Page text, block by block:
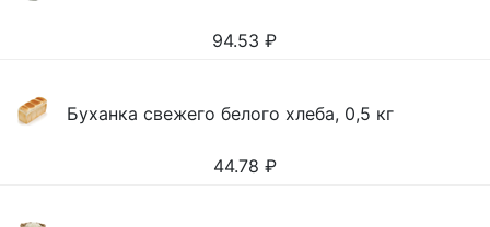
94.53 ₽
Буханка свежего белого хлеба, 0,5 кг
44.78 ₽